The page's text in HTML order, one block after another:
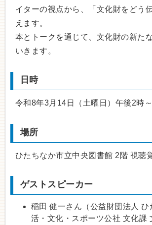
イターの視点から、「文化財をどう
えます。
本とトークを通じて、文化財の新た
いきます。
日時
令和8年3月14日（土曜日）午後2時
場所
ひたちなか市立中央図書館 2階 視聴
ゲストスピーカー
稲田 健一さん（公益財団法人 ひ
活・文化・スポーツ公社 文化課